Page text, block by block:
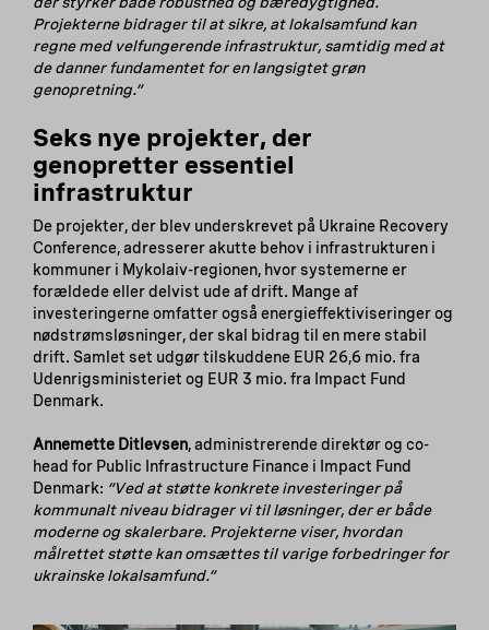
Projekterne bidrager til at sikre, at lokalsamfund kan
regne med velfungerende infrastruktur, samtidig med at
de danner fundamentet for en langsigtet grøn
genopretning.”
Seks nye projekter, der
genopretter essentiel
infrastruktur
De projekter, der blev underskrevet på Ukraine Recovery
Conference, adresserer akutte behov i infrastrukturen i
kommuner i Mykolaiv-regionen, hvor systemerne er
forældede eller delvist ude af drift. Mange af
investeringerne omfatter også energieffektiviseringer og
nødstrømsløsninger, der skal bidrag til en mere stabil
drift. Samlet set udgør tilskuddene EUR 26,6 mio. fra
Udenrigsministeriet og EUR 3 mio. fra Impact Fund
Denmark.
Annemette Ditlevsen, administrerende direktør og co-
head for Public Infrastructure Finance i Impact Fund
Denmark: “Ved at støtte konkrete investeringer på
kommunalt niveau bidrager vi til løsninger, der er både
moderne og skalerbare. Projekterne viser, hvordan
målrettet støtte kan omsættes til varige forbedringer for
ukrainske lokalsamfund.”